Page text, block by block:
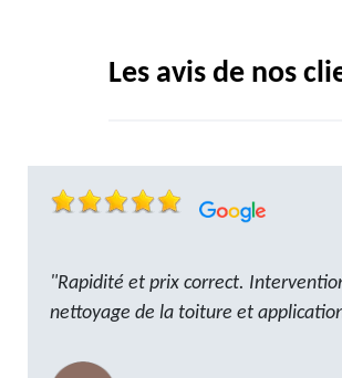
Les avis de nos
"Rapidité et prix correct.
nettoyage de la toiture et
nous savons que nous pouvons